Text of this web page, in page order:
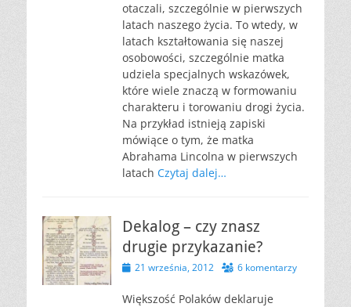
otaczali, szczególnie w pierwszych
latach naszego życia. To wtedy, w
latach kształtowania się naszej
osobowości, szczególnie matka
udziela specjalnych wskazówek,
które wiele znaczą w formowaniu
charakteru i torowaniu drogi życia.
Na przykład istnieją zapiski
mówiące o tym, że matka
Abrahama Lincolna w pierwszych
latach Czytaj dalej…
Dekalog – czy znasz
drugie przykazanie?
Opublikowano
21 września, 2012 6 komentarzy
Większość Polaków deklaruje